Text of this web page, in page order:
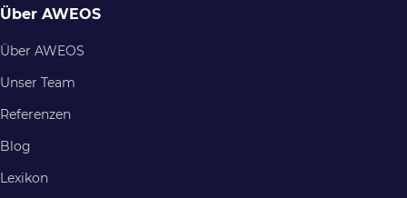
Über AWEOS
Über AWEOS
Unser Team
Referenzen
Blog
Lexikon